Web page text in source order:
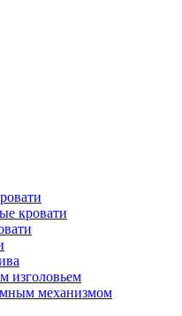
кровати
изголовьем
механизмом